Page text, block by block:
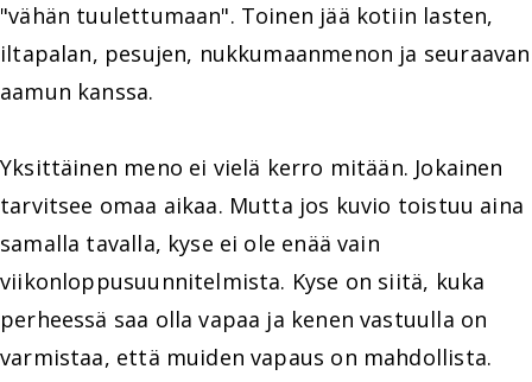
"vähän tuulettumaan". Toinen jää kotiin lasten,
iltapalan, pesujen, nukkumaanmenon ja seuraavan
aamun kanssa.
Yksittäinen meno ei vielä kerro mitään. Jokainen
tarvitsee omaa aikaa. Mutta jos kuvio toistuu aina
samalla tavalla, kyse ei ole enää vain
viikonloppusuunnitelmista. Kyse on siitä, kuka
perheessä saa olla vapaa ja kenen vastuulla on
varmistaa, että muiden vapaus on mahdollista.